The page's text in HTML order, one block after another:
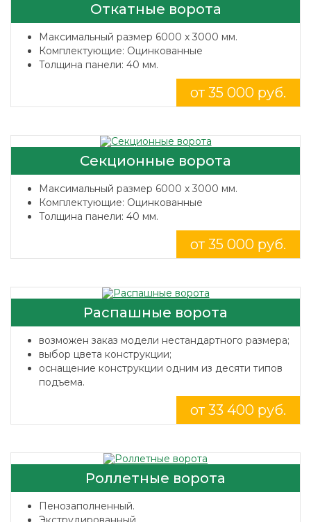
Откатные ворота
Максимальный размер 6000 x 3000 мм.
Комплектующие: Оцинкованные
Толщина панели: 40 мм.
от 35 000 руб.
Секционные ворота
Максимальный размер 6000 x 3000 мм.
Комплектующие: Оцинкованные
Толщина панели: 40 мм.
от 35 000 руб.
Распашные ворота
возможен заказ модели нестандартного размера;
выбор цвета конструкции;
оснащение конструкции одним из десяти типов
подъема.
от 33 400 руб.
Роллетные ворота
Пенозаполненный.